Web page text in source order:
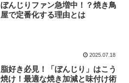
ぼんじりファン急増中！？焼き鳥
屋で定番化する理由とは
2025.07.18
脂好き必見！「ぼんじり」はこう
焼け！最適な焼き加減と味付け術